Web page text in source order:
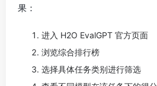
果：
进入 H2O EvalGPT 官方页面
浏览综合排行榜
选择具体任务类别进行筛选